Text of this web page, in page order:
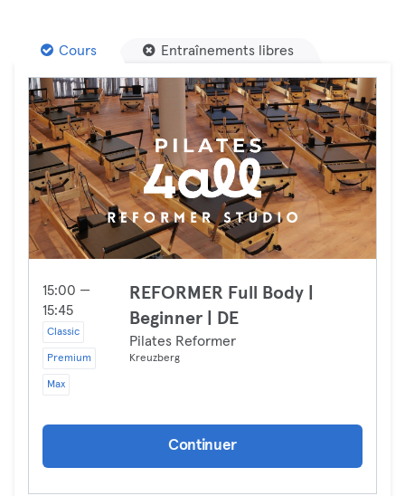
Cours Entraînements libres
15:00 —
15:45
Classic
Premium
Max
REFORMER Full Body |
Beginner | DE
Pilates Reformer
Kreuzberg
Continuer